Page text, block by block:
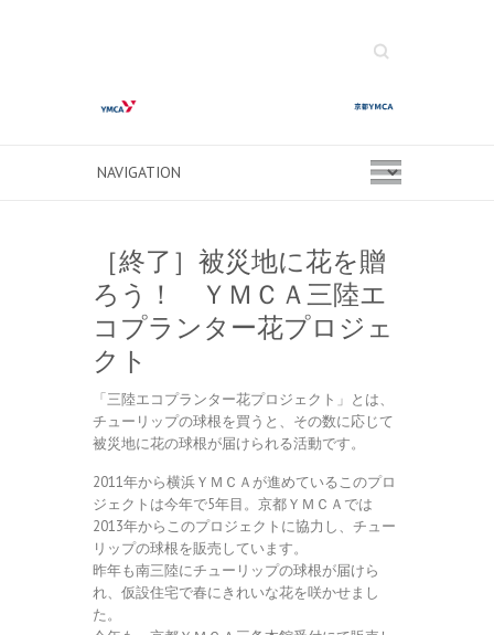
Search
［終了］被災地に花を贈
ろう！ ＹＭＣＡ三陸エ
コプランター花プロジェ
クト
「三陸エコプランター花プロジェクト」とは、
チューリップの球根を買うと、その数に応じて
被災地に花の球根が届けられる活動です。
2011年から横浜ＹＭＣＡが進めているこのプロ
ジェクトは今年で5年目。京都ＹＭＣＡでは
2013年からこのプロジェクトに協力し、チュー
リップの球根を販売しています。
昨年も南三陸にチューリップの球根が届けら
れ、仮設住宅で春にきれいな花を咲かせまし
た。